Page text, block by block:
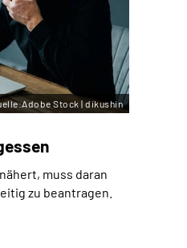
muss daran
zu beantragen.
Stock | dikushin